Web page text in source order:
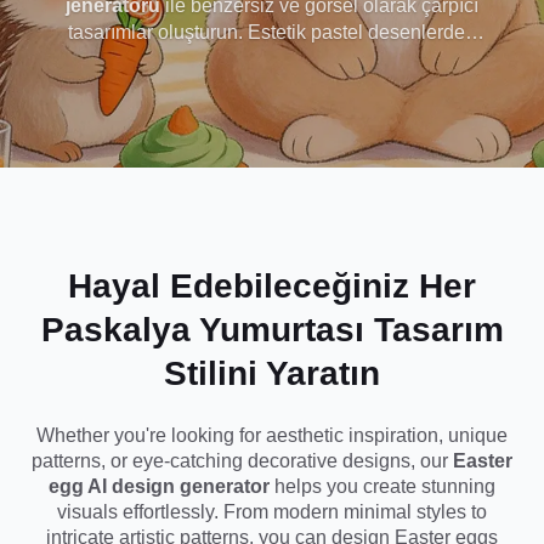
Tasarlayın
jeneratörüile benzersiz ve görsel olarak çarpıcı
tasarımlar oluşturun. Estetik pastel desenlerden
yaratıcı ve lüks yumurta stillerine kadar, saniyeler
içinde güzel Paskalya yumurtası görselleri
oluşturabilirsiniz. İster dekorasyon, ister sosyal
medya veya yaratıcı ilham için tasarlıyor olun,
fikrinizi girin ve özel Paskalya yumurtası
Hayal Edebileceğiniz Her
Paskalya Yumurtası Tasarım
Stilini Yaratın
Whether you're looking for aesthetic inspiration, unique
patterns, or eye-catching decorative designs, our Easter
egg AI design generator helps you create stunning
visuals effortlessly. From modern minimal styles to
intricate artistic patterns, you can design Easter eggs